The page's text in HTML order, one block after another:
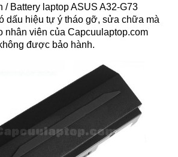
/ Battery laptop ASUS A32-G73
dấu hiệu tự ý tháo gỡ, sửa chữa mà
nhân viên của Capcuulaptop.com
được bảo hành.